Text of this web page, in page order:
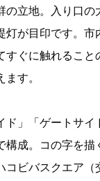
の立地。入り口の
灯が目印です。市
すぐに触れるこ
す。
ド」「ゲートサ
構成。コの字を
コビバスクエア（